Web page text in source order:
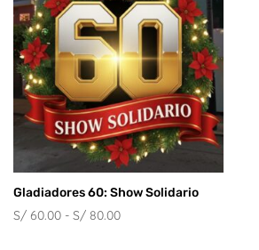
Gladiadores 60: Show Solidario
S/ 60.00 - S/ 80.00Rango